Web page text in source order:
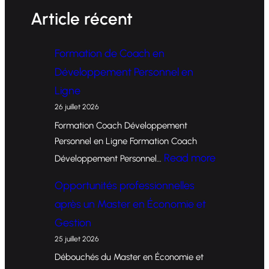
Article récent
Formation de Coach en
Développement Personnel en
Ligne
26 juillet 2026
Formation Coach Développement
Personnel en Ligne Formation Coach
Développement Personnel… Read more:
Opportunités professionnelles
après un Master en Économie et
Gestion
25 juillet 2026
Débouchés du Master en Économie et